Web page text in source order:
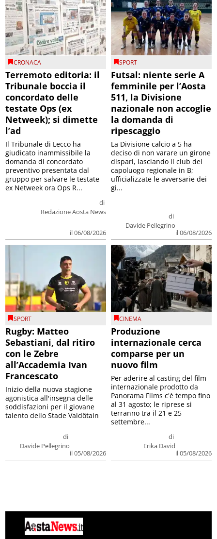
CRONACA
Terremoto editoria: il
Tribunale boccia il
concordato delle
testate Ops (ex
Netweek); si dimette
l’ad
di
Redazione Aosta News
il 06/08/2026
Il Tribunale di Lecco ha
giudicato inammissibile la
domanda di concordato
preventivo presentata dal
gruppo per salvare le testate
ex Netweek ora Ops R...
SPORT
Futsal: niente serie A
femminile per l’Aosta
511, la Divisione
nazionale non accoglie
la domanda di
ripescaggio
di
Davide Pellegrino
il 06/08/2026
La Divisione calcio a 5 ha
deciso di non varare un girone
dispari, lasciando il club del
capoluogo regionale in B;
ufficializzate le avversarie dei
gi...
SPORT
Rugby: Matteo
Sebastiani, dal ritiro
con le Zebre
all’Accademia Ivan
Francescato
di
Davide Pellegrino
il 05/08/2026
Inizio della nuova stagione
agonistica all'insegna delle
soddisfazioni per il giovane
talento dello Stade Valdôtain
CINEMA
Produzione
internazionale cerca
comparse per un
nuovo film
di
Erika David
il 05/08/2026
Per aderire al casting del film
internazionale prodotto da
Panorama Films c'è tempo fino
al 31 agosto; le riprese si
terranno tra il 21 e 25
settembre...